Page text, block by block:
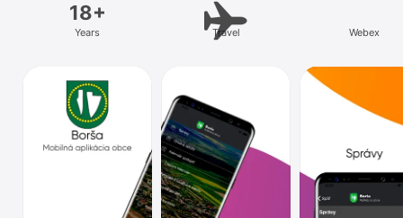
Platform
Watch
18+
Years Travel Webex